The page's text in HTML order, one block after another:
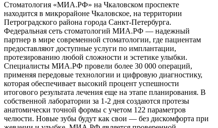
Стоматология «МИА.РФ» на Чкаловском проспекте
находится в микрорайоне Чкаловское, на территории
Петроградского района города Санкт-Петербурга.
Федеральная сеть стоматологий МИА.РФ — надежный
партнер в мире современной стоматологии, где пациентам
предоставляют доступные услуги по имплантации,
протезированию любой сложности и эстетике улыбки.
Специалисты МИА.РФ провели более 30 000 операций,
применяя передовые технологии и цифровую диагностику,
которая обеспечивает высокий процент успешности
итогового результата лечения еще на этапе планирования. В
собственной лаборатории за 1-2 дня создаются протезы
анатомически точной формы с учетом 122 параметров
челюсти. Новые зубы будут как свои — без дискомфорта при